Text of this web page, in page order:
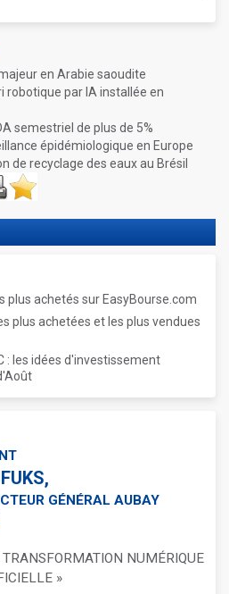
en Arabie saoudite
robotique par IA installée en
semestriel de plus de 5%
épidémiologique en Europe
de recyclage des eaux au Brésil
Favoris
plus achetés sur EasyBourse.com
plus achetées et les plus vendues
: les idées d'investissement
GÉNÉRAL AUBAY
TRANSFORMATION NUMÉRIQUE
»